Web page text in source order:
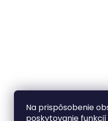
Na prispôsobenie
poskytovanie